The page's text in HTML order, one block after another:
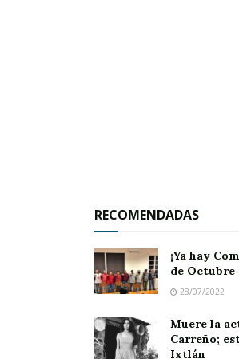
Desde esa fecha se ha ido
poco hasta formarse como
año 2010, siendo una opción más
Durante este tiempo, no solo
RECOMENDADAS
¡Ya hay
de Octubre
28/07/2022
Muere la
Carreño;
Ixtlán